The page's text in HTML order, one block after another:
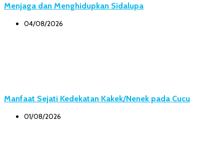
Menjaga dan Menghidupkan Sidalupa
04/08/2026
Manfaat Sejati Kedekatan Kakek/Nenek pada Cucu
01/08/2026